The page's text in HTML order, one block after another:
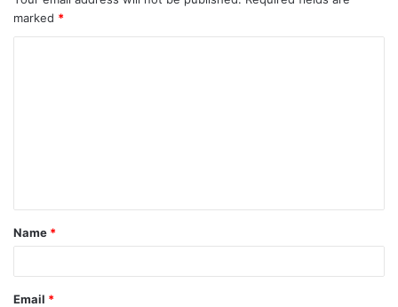
marked *
Name *
Email *